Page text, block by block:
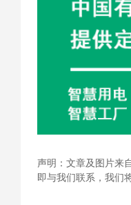
声明：文章及图片来
即与我们联系，我们